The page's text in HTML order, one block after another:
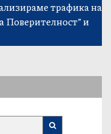
трафика на
Поверителност”и